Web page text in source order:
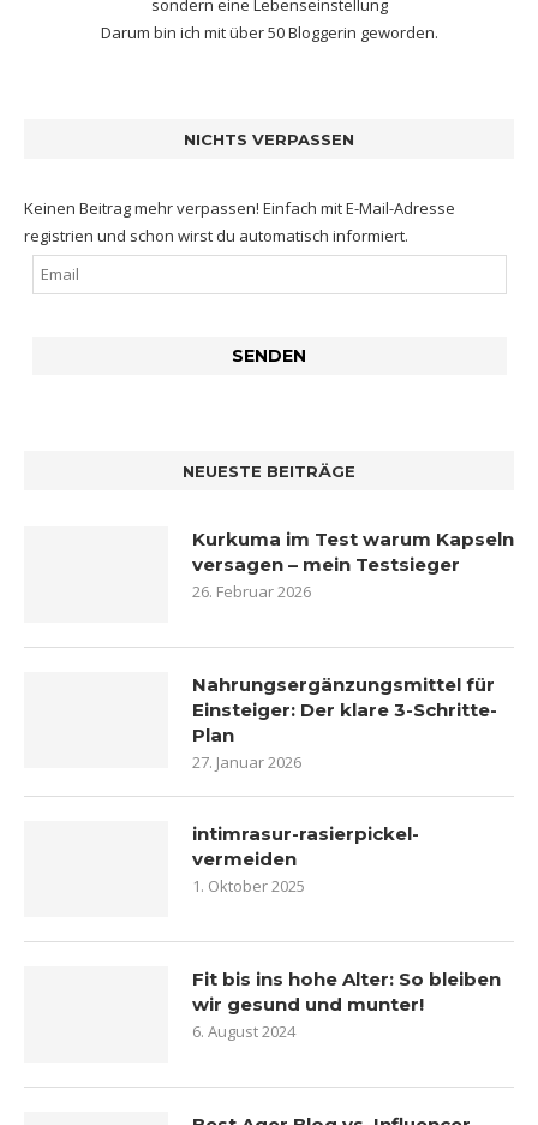
sondern eine Lebenseinstellung
Darum bin ich mitüber 50 Bloggerin geworden.
NICHTS VERPASSEN
Keinen Beitrag mehr verpassen! Einfach mit E-Mail-Adresse
registrien und schon wirst du automatisch informiert.
NEUESTE BEITRÄGE
Kurkuma im Test warum Kapseln
versagen – mein Testsieger
26. Februar 2026
Nahrungsergänzungsmittel für
Einsteiger: Der klare 3-Schritte-
Plan
27. Januar 2026
intimrasur-rasierpickel-
vermeiden
1. Oktober 2025
Fit bis ins hohe Alter: So bleiben
wir gesund und munter!
6. August 2024